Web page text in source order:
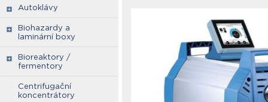
Autoklávy
Biohazardy a
laminární boxy
Bioreaktory /
fermentory
Centrifugační
koncentrátory